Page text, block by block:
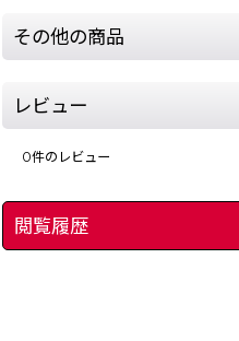
その他の商品
レビュー
0件のレビュー
閲覧履歴